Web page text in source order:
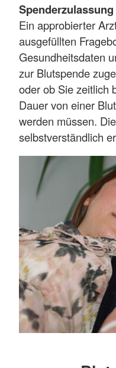
Spenderzulassung
Ein approbierter
ausgefüllten
Gesundheitsdaten
zur Blutspende
oder ob Sie zeitlich
Dauer von einer
werden müssen.
selbstverständlich